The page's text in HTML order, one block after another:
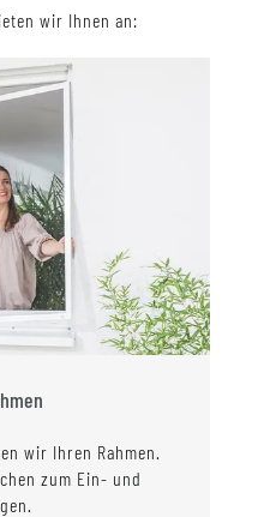
wir Ihnen an:
wir Ihren Rahmen.
zum Ein- und